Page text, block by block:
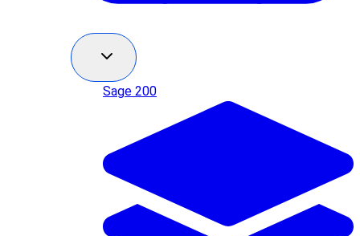
Sage 200